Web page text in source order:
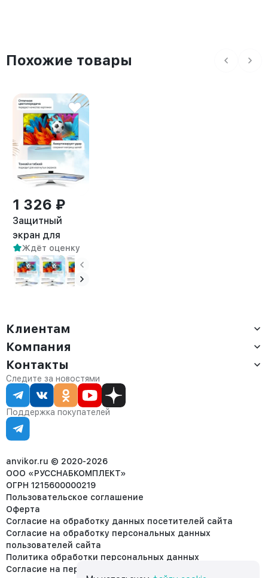
Похожие товары
1 326 ₽
Защитный
экран для
телевизора 24"
Ждёт оценку
Клиентам
Доставка
Оплата
Сервис
Статус заказа
Статьи
Компания
О компании
Контакты
Партнёрам
Контакты
Отдел продаж:
8 (800) 234-22-62
corp@anvikor.ru
Ежедневно, с 7:00-19:00 (МСК)
Отдел рекламации:
8 (953) 455-25-61
Следите за новостями
Поддержка покупателей
anvikor.ru © 2020-2026
ООО «РУССНАБКОМПЛЕКТ»
ОГРН 1215600000219
Пользовательское соглашение
Оферта
Согласие на обработку данных посетителей сайта
Согласие на обработку персональных данных
пользователей сайта
Политика обработки персональных данных
Согласие на передачу персональных данных третьим